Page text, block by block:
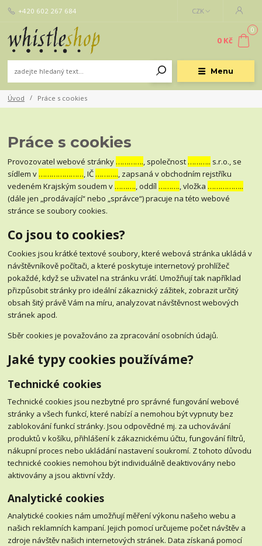
Menu
CZK
+420 602 267 684
0
0 Kč
Úvod Práce s cookies
Práce s cookies
Provozovatel webové stránky …………., společnost ……….. s.r.o., se
sídlem v …………………, IČ ……….., zapsaná v obchodním rejstříku
vedeném Krajským soudem v ………., oddíl ………., vložka ……………..
(dále jen „prodávající“ nebo „správce“) pracuje na této webové
stránce se soubory cookies.
Co jsou to cookies?
Cookies jsou krátké textové soubory, které webová stránka ukládá v
návštěvníkově počítači, a které poskytuje internetový prohlížeč
pokaždé, když se uživatel na stránku vrátí. Umožňují tak například
přizpůsobit stránky pro ideální zákaznický zážitek, zobrazit určitý
obsah šitý právě Vám na míru, analyzovat návštěvnost webových
stránek apod.
Sběr cookies je považováno za zpracování osobních údajů.
Jaké typy cookies používáme?
Technické cookies
Technické cookies jsou nezbytné pro správné fungování webové
stránky a všech funkcí, které nabízí a nemohou být vypnuty bez
zablokování funkcí stránky. Jsou odpovědné mj. za uchovávání
produktů v košíku, přihlášení k zákaznickému účtu, fungování filtrů,
nákupní proces nebo ukládání nastavení soukromí. Z tohoto důvodu
technické cookies nemohou být individuálně deaktivovány nebo
aktivovány a jsou aktivní vždy.
Analytické cookies
Analytické cookies nám umožňují měření výkonu našeho webu a
našich reklamních kampaní. Jejich pomocí určujeme počet návštěv a
zdroje návštěv našich internetových stránek. Data získaná pomocí